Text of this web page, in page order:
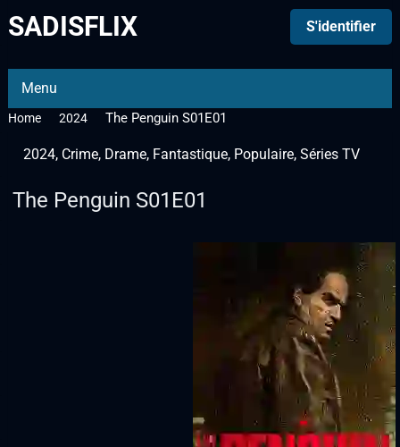
SADISFLIX S'identifier
Menu
Home 2024 The Penguin S01E01
2024, Crime, Drame, Fantastique, Populaire, Séries TV
The Penguin S01E01